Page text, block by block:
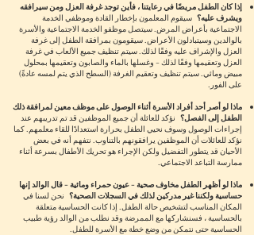
إذا كان الطفل مريضًا في رعايتنا ، فأين توجد غرفة العزل ومن سيرافقه
ويشرف عليه؟ سيقوم المعلمون بإخطار القادة وموظفي الخدمة
الاجتماعية بأعراض المرض. سيتصل موظفو الخدمة الاجتماعية والأسرة
بالوالدين وسيتبادلون الأعراض. سيقومون بمرافقة الطفل إلى غرفة
العزل والإشراف عليه وفقًا لذلك. سيتم تنظيف جميع الألعاب في غرفة
العزل وتعقيمها وفقًا لذلك - وغسلها بالماء والصابون وتعقيمها بمحلول
مبيض ومائي. سيتم تنظيف وتعقيم الغرفة (السطح الذي يتم لمسه عادةً)
على الفور.
ماذا لو أصر أحد أفراد الأسرة أثناء الوصول على موظف معين لمرافقة ذلك
الطفل إلى الفصل؟ نؤكد للعائلة أن جميع الموظفين قد تم تدريبهم عند
إجراءات الوصول وسوف نحيي الطفل بحرارة استعدادًا للقاء معلمهم. كما
نؤكد للعائلات أن الموظفين يرافقونهم بالتناوب. نتفهم أنه في بعض
الأحيان قد يتطور التفضيل ولكن الإجراء هو تحريك الأطفال بسرعة أثناء
ممارسة التباعد الاجتماعي.
ماذا لو أظهر الطفل مخاوف صحية - عيون حمراء ومائية - قال الوالد إنها
حساسية ولكننا غير مدركين لذلك في السجلات الصحية؟ نحن لسنا في
المكان المناسب لتشخيص حالة الطفل. إذا كانت الحساسية متعلقة
بالحساسية ، فسنشاركها مع الممرضة وقد نطلب من الوالد رؤية طبيب
الحساسية حتى نتمكن من وضع خطة مع الأسرة للطفل.